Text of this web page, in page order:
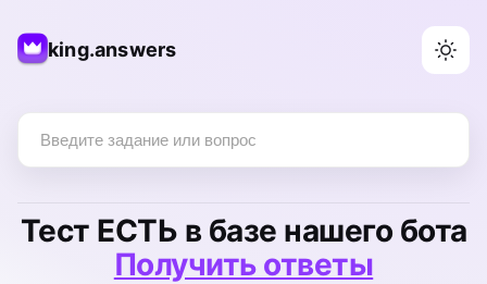
king.answers
Тест ЕСТЬ в базе нашего бота
Получить ответы